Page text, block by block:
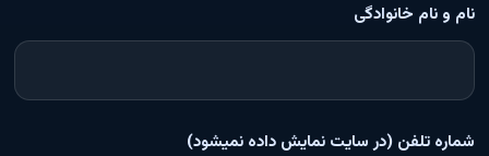
نام و نام خانوادگی
شماره تلفن (در سایت نمایش داده نمیشود)